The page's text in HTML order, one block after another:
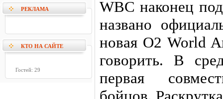
РЕКЛАМА
КТО НА САЙТЕ
Гостей: 29
WBC наконец
названо
новая O2 World
говорить. В
первая